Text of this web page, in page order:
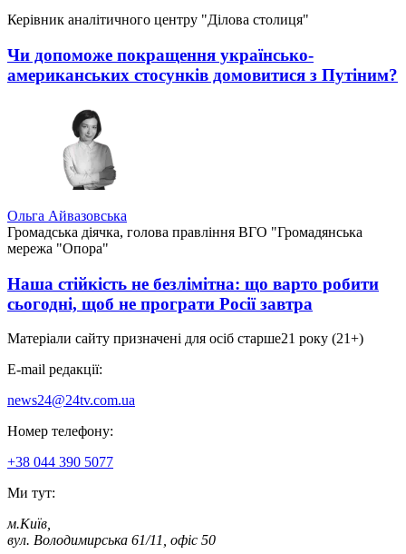
Керівник аналітичного центру "Ділова столиця"
Чи допоможе покращення українсько-
американських стосунків домовитися з Путіним?
Ольга Айвазовська
Громадська діячка, голова правління ВГО "Громадянська
мережа "Опора"
Наша стійкість не безлімітна: що варто робити
сьогодні, щоб не програти Росії завтра
Матеріали сайту призначені для осіб старше21 року (21+)
E-mail редакції:
news24@24tv.com.ua
Номер телефону:
+38 044 390 5077
Ми тут:
м.Київ
вул. Володимирська 61/11, офіс 50